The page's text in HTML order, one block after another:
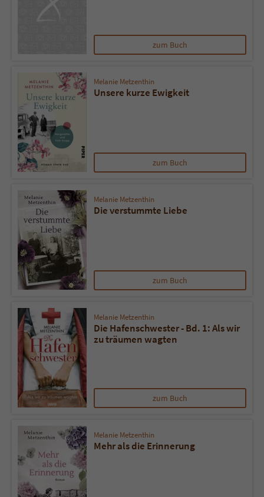
zum Buch
Melanie Metzenthin
Unsere kurze Ewigkeit
zum Buch
Melanie Metzenthin
Die verstummte Liebe
zum Buch
Melanie Metzenthin
Die Hafenschwester - Bd. 1: Als wir
zu träumen wagten
zum Buch
Melanie Metzenthin
Mehr als die Erinnerung